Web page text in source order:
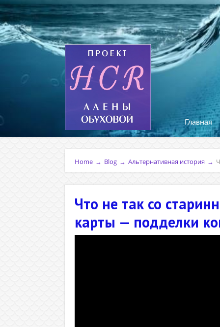
Главная
Home → Blog → Альтернативная история →
Что не так со
карты — подделки